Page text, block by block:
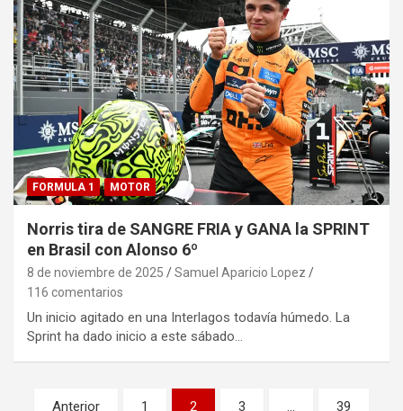
FORMULA 1 MOTOR
Norris tira de SANGRE FRIA y GANA la SPRINT
en Brasil con Alonso 6º
8 de noviembre de 2025
Samuel Aparicio Lopez
116 comentarios
Un inicio agitado en una Interlagos todavía húmedo. La
Sprint ha dado inicio a este sábado…
Paginación
Anterior 1 2 3 … 39